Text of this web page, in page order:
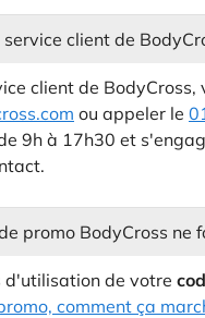
client de
client de
ou appeler le
9h à 17h30 et
promo BodyCross ne
d'utilisation de votre
comment ça